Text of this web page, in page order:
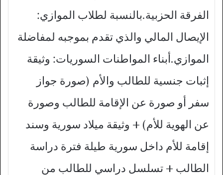
الفرقة الحزبية.بالنسبة لطلاب الموازي:
الإيصال المالي والذي تقدم بموجبه لمفاضلة
الموازي.أبناء المواطنات السوريات: وثيقة
إثبات جنسية للطالب والأم (صورة جواز
سفر أو صورة عن الإقامة للطالب وصورة
عن الهوية للأم) + وثيقة ميلاد سورية وسند
إقامة للأم داخل سورية طيلة فترة دراسة
الطالب + تسلسل دراسي للطالب من